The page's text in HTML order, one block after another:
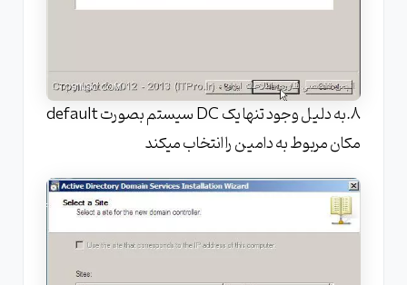
8.به دلیل وجود تنها یک DC سیستم بصورت default
مکان مربوط به دامین را انتخاب میکند